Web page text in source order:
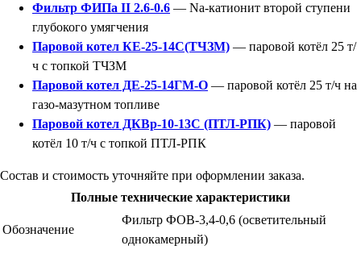
Фильтр ФИПа II 2.6-0.6 — Na-катионит второй ступени
глубокого умягчения
Паровой котел КЕ-25-14С(ТЧЗМ) — паровой котёл 25 т/
ч с топкой ТЧЗМ
Паровой котел ДЕ-25-14ГМ-О — паровой котёл 25 т/ч на
газо-мазутном топливе
Паровой котел ДКВр-10-13С (ПТЛ-РПК) — паровой
котёл 10 т/ч с топкой ПТЛ-РПК
Состав и стоимость уточняйте при оформлении заказа.
Полные технические характеристики
Обозначение
Фильтр ФОВ-3,4-0,6 (осветительный
однокамерный)